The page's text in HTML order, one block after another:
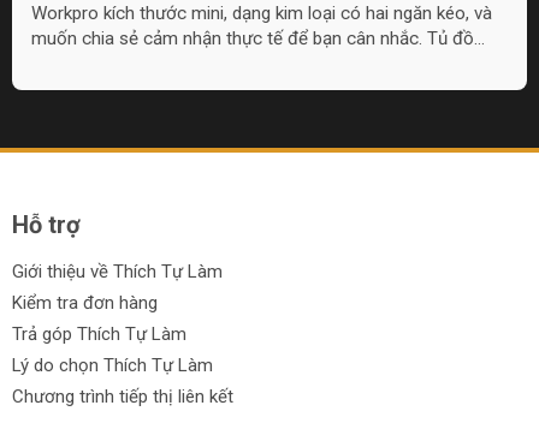
Workpro kích thước mini, dạng kim loại có hai ngăn kéo, và
muốn chia sẻ cảm nhận thực tế để bạn cân nhắc. Tủ đồ
nghề nhỏ gọn, làm quà tặng, hoặc đặt trong góc làm việc khi
Hỗ trợ
Giới thiệu về Thích Tự Làm
Kiểm tra đơn hàng
Trả góp Thích Tự Làm
Lý do chọn Thích Tự Làm
Chương trình tiếp thị liên kết